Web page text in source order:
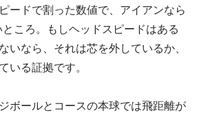
ードで割った数値で、アイアンなら
ころ。もしヘッドスピードはある
いなら、それは芯を外しているか、
いる証拠です。
ボールとコースの本球では飛距離が